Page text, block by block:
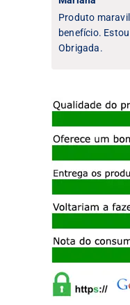
Produto
benefício.
Obrigada.